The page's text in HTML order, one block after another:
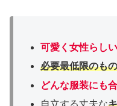
可愛く女性らし
必要最低限のも
どんな服装にも
自立する丈夫な